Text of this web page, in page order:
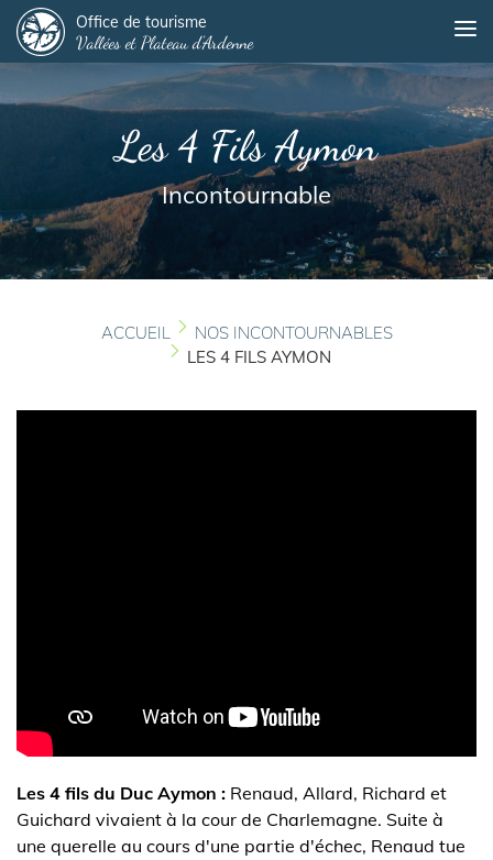
au
contenu
Office de tourisme
Vallées et Plateau d'Ardenne
Les 4 Fils Aymon
Incontournable
ACCUEIL
NOS INCONTOURNABLES
LES 4 FILS AYMON
Les 4 fils du Duc Aymon : Renaud, Allard, Richard et
Guichard vivaient à la cour de Charlemagne. Suite à
une querelle au cours d'une partie d'échec, Renaud tue
Panneau de gestion des cookies